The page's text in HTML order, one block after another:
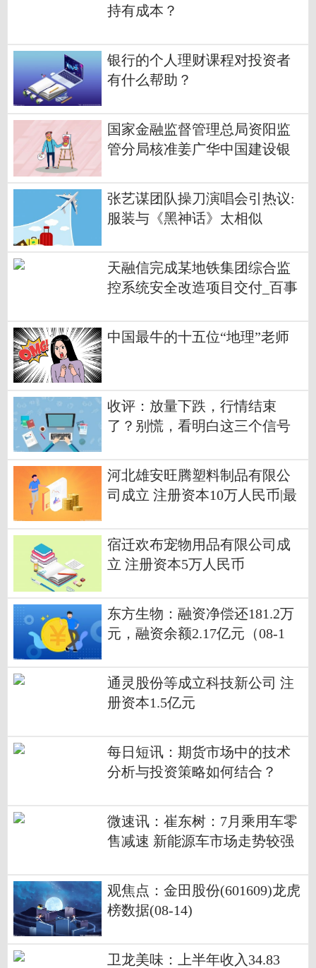
持有成本？
银行的个人理财课程对投资者
有什么帮助？
国家金融监督管理总局资阳监
管分局核准姜广华中国建设银
长
张艺谋团队操刀演唱会引热议:
服装与《黑神话》太相似
天融信完成某地铁集团综合监
控系统安全改造项目交付_百事
中国最牛的十五位“地理”老师
收评：放量下跌，行情结束
了？别慌，看明白这三个信号
河北雄安旺腾塑料制品有限公
司成立 注册资本10万人民币|最
宿迁欢布宠物用品有限公司成
立 注册资本5万人民币
东方生物：融资净偿还181.2万
元，融资余额2.17亿元（08-1
通灵股份等成立科技新公司 注
册资本1.5亿元
每日短讯：期货市场中的技术
分析与投资策略如何结合？
微速讯：崔东树：7月乘用车零
售减速 新能源车市场走势较强
观焦点：金田股份(601609)龙虎
榜数据(08-14)
卫龙美味：上半年收入34.83